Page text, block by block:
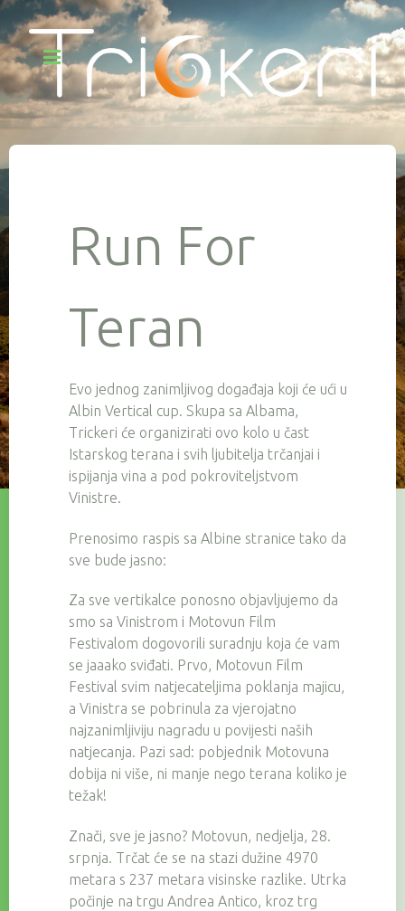
Run For
Teran
Evo jednog zanimljivog događaja koji će ući u
Albin Vertical cup. Skupa sa Albama,
Trickeri će organizirati ovo kolo u čast
Istarskog terana i svih ljubitelja trčanjai i
ispijanja vina a pod pokroviteljstvom
Vinistre.
Prenosimo raspis sa Albine stranice tako da
sve bude jasno:
Za sve vertikalce ponosno objavljujemo da
smo sa Vinistrom i Motovun Film
Festivalom dogovorili suradnju koja će vam
se jaaako sviđati. Prvo, Motovun Film
Festival svim natjecateljima poklanja majicu,
a Vinistra se pobrinula za vjerojatno
najzanimljiviju nagradu u povijesti naših
natjecanja. Pazi sad: pobjednik Motovuna
dobija ni više, ni manje nego terana koliko je
težak!
Znači, sve je jasno? Motovun, nedjelja, 28.
srpnja. Trčat će se na stazi dužine 4970
metara s 237 metara visinske razlike. Utrka
počinje na trgu Andrea Antico, kroz trg